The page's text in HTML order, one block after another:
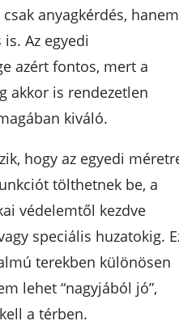
anyagkérdés, hanem
Az egyedi
azért fontos, mert a
akkor is rendezetlen
kiváló.
hogy az egyedi
tölthetnek be, a
védelemtől kezdve
speciális huzatokig.
terekben különösen
lehet “nagyjából jó”,
a térben.